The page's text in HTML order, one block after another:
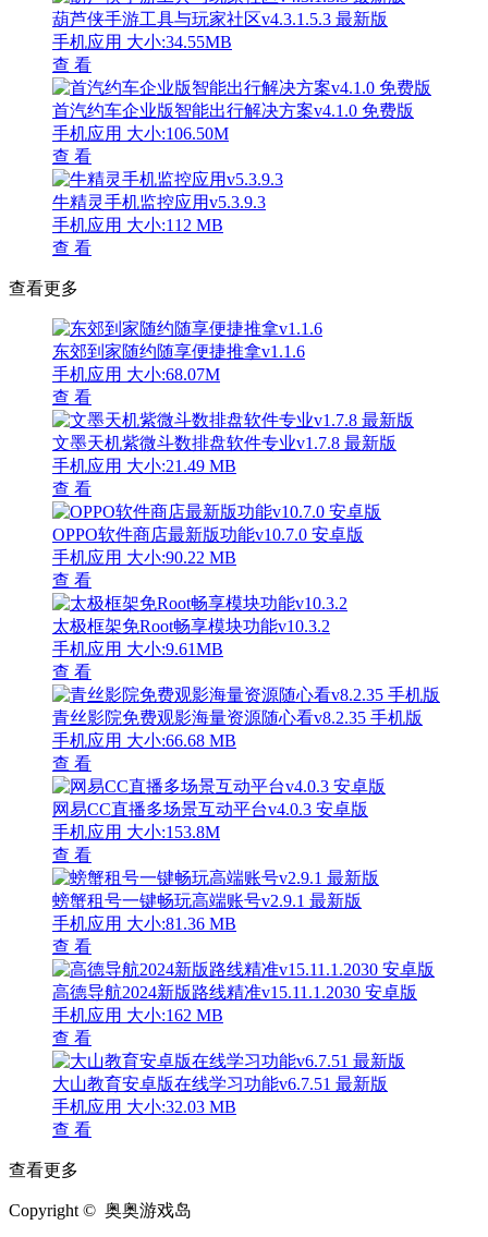
葫芦侠手游工具与玩家社区v4.3.1.5.3 最新版
手机应用 大小:34.55MB
查 看
首汽约车企业版智能出行解决方案v4.1.0 免费版
手机应用 大小:106.50M
查 看
牛精灵手机监控应用v5.3.9.3
手机应用 大小:112 MB
查 看
查看更多
东郊到家随约随享便捷推拿v1.1.6
手机应用 大小:68.07M
查 看
文墨天机紫微斗数排盘软件专业v1.7.8 最新版
手机应用 大小:21.49 MB
查 看
OPPO软件商店最新版功能v10.7.0 安卓版
手机应用 大小:90.22 MB
查 看
太极框架免Root畅享模块功能v10.3.2
手机应用 大小:9.61MB
查 看
青丝影院免费观影海量资源随心看v8.2.35 手机版
手机应用 大小:66.68 MB
查 看
网易CC直播多场景互动平台v4.0.3 安卓版
手机应用 大小:153.8M
查 看
螃蟹租号一键畅玩高端账号v2.9.1 最新版
手机应用 大小:81.36 MB
查 看
高德导航2024新版路线精准v15.11.1.2030 安卓版
手机应用 大小:162 MB
查 看
大山教育安卓版在线学习功能v6.7.51 最新版
手机应用 大小:32.03 MB
查 看
查看更多
Copyright © 奥奥游戏岛